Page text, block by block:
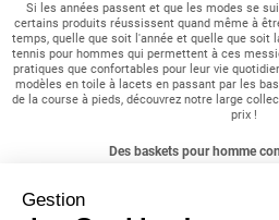
Gestion
Si les années passent et que les modes se
certains produits réussissent quand même à
temps, quelle que soit l'année et quelle que soit
tennis pour hommes qui permettent à ces
pratiques que confortables pour leur vie
modèles en toile à lacets en passant par les
de la course à pieds, découvrez notre large
prix !
Des baskets pour homme
sportif et recherchez des chaussures aux